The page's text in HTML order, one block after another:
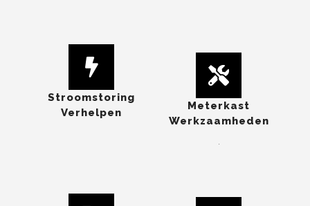
Stroomstoring
Verhelpen
Meterkast
Werkzaamheden